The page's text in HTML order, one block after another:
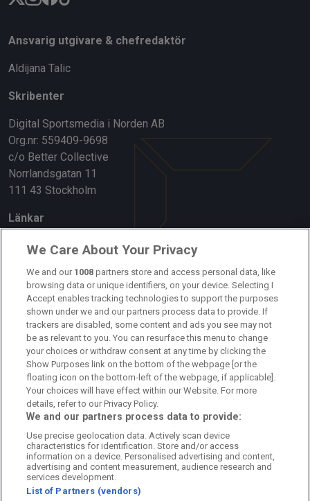
Ansvarig utgivare & chefredaktör
Aldijana Talic
Skribenter
Digital Sportsmedia i Norden AB
Org.nr: 559409-9698
c/o Better Collective
Norrlandsgatan 11
111 43 Stockholm
Länkar
Om oss
Kontakta oss
Kundtjänst
Sponsor: Rekatochklart
Annonsera på Fotbolldirekt
Redaktionell policy
Personuppgiftspolicy
Cookiepolicy
Arkiv
We Care About Your Privacy
We and our 1008 partners store and access personal data, like
browsing data or unique identifiers, on your device. Selecting I
Accept enables tracking technologies to support the purposes
shown under we and our partners process data to provide. If
trackers are disabled, some content and ads you see may not
be as relevant to you. You can resurface this menu to change
your choices or withdraw consent at any time by clicking the
Show Purposes link on the bottom of the webpage [or the
floating icon on the bottom-left of the webpage, if applicable].
Your choices will have effect within our Website. For more
details, refer to our Privacy Policy.
We and our partners process data to provide:
Use precise geolocation data. Actively scan device
characteristics for identification. Store and/or access
information on a device. Personalised advertising and content,
advertising and content measurement, audience research and
services development.
List of Partners (vendors)